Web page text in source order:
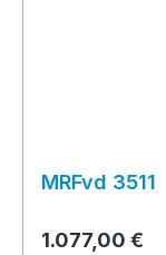
MRFvd 3511
1.077,00 €